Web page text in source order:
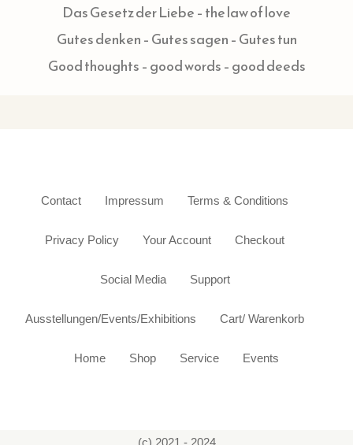
Das Gesetz der Liebe – the law of love
Gutes denken – Gutes sagen – Gutes tun
Good thoughts – good words – good deeds
Contact Impressum Terms & Conditions
Privacy Policy Your Account Checkout
Social Media Support
Ausstellungen/Events/Exhibitions Cart/ Warenkorb
Home Shop Service Events
(c) 2021 - 2024